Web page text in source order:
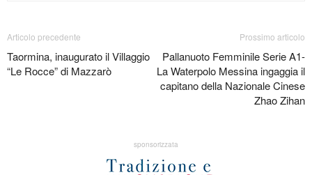
Articolo precedente
Taormina, inaugurato il Villaggio
“Le Rocce” di Mazzarò
Prossimo articolo
Pallanuoto Femminile Serie A1-
La Waterpolo Messina ingaggia il
capitano della Nazionale Cinese
Zhao Zihan
sponsorizzata